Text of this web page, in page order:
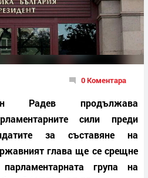
0 Коментара
Радев продължава
сили преди
за съставяне на
глава ще се срещне
група на